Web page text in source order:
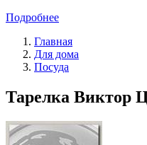
Подробнее
Главная
Для дома
Посуда
Тарелка Виктор